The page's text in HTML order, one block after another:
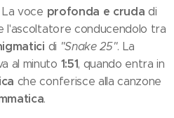
La voce profonda e cruda di
l'ascoltatore conducendolo tra
di "Snake 25". La
al minuto 1:51, quando entra in
che conferisce alla canzone
.